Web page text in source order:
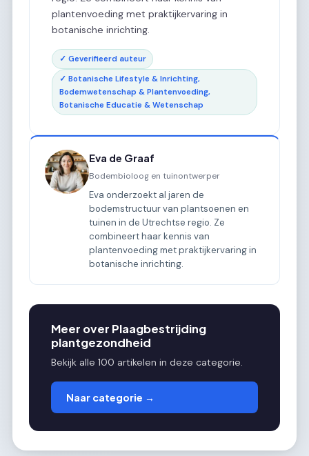
plantenvoeding met praktijkervaring in
botanische inrichting.
✓ Geverifieerd auteur
✓ Botanische Lifestyle & Inrichting,
Bodemwetenschap & Plantenvoeding,
Botanische Educatie & Wetenschap
Eva de Graaf
Bodembioloog en tuinontwerper
Eva onderzoekt al jaren de
bodemstructuur van plantsoenen en
tuinen in de Utrechtse regio. Ze
combineert haar kennis van
plantenvoeding met praktijkervaring in
botanische inrichting.
Meer over Plaagbestrijding
plantgezondheid
Bekijk alle 100 artikelen in deze categorie.
Naar categorie →